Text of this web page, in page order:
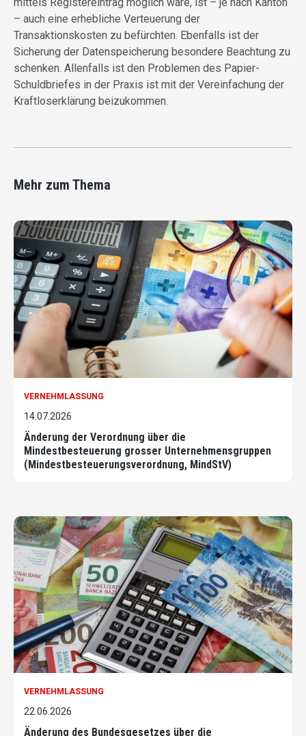
– auch eine erhebliche Verteuerung der
Transaktionskosten zu befürchten. Ebenfalls ist der
Sicherung der Datenspeicherung besondere Beachtung zu
schenken. Allenfalls ist den Problemen des Papier-
Schuldbriefes in der Praxis ist mit der Vereinfachung der
Kraftloserklärung beizukommen.
Mehr zum Thema
VERNEHMLASSUNG
14.07.2026
Änderung der Verordnung über die
Mindestbesteuerung grosser Unternehmensgruppen
(Mindestbesteuerungsverordnung, MindStV)
VERNEHMLASSUNG
22.06.2026
Änderung des Bundesgesetzes über die